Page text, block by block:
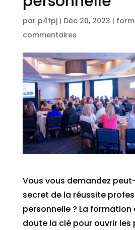
par p4tpj| Déc 20, 2023 |
commentaires
Vous vous demandez
secret de la réussite
personnelle ? La formation
doute la clé pour ouvrir les